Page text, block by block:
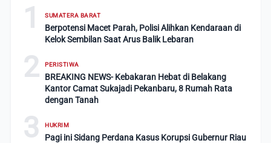
1 SUMATERA BARAT
Berpotensi Macet Parah, Polisi Alihkan Kendaraan di
Kelok Sembilan Saat Arus Balik Lebaran
2 PERISTIWA
BREAKING NEWS- Kebakaran Hebat di Belakang
Kantor Camat Sukajadi Pekanbaru, 8 Rumah Rata
dengan Tanah
3 HUKRIM
Pagi ini Sidang Perdana Kasus Korupsi Gubernur Riau